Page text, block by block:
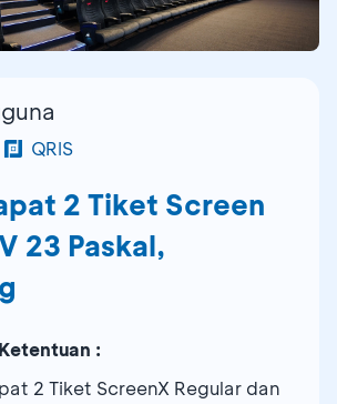
QRIS
2 Tiket Screen
23 Paskal,
:
2 Tiket ScreenX Regular dan